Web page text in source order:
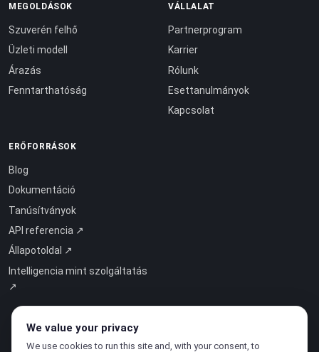
MEGOLDÁSOK
Szuverén felhő
Üzleti modell
Árazás
Fenntarthatóság
VÁLLALAT
Partnerprogram
Karrier
Rólunk
Esettanulmányok
Kapcsolat
ERŐFORRÁSOK
Blog
Dokumentáció
Tanúsítványok
API referencia ↗
Állapotoldal ↗
Intelligencia mint szolgáltatás
↗
We value your privacy
We use cookies to run this site and, with your consent, to